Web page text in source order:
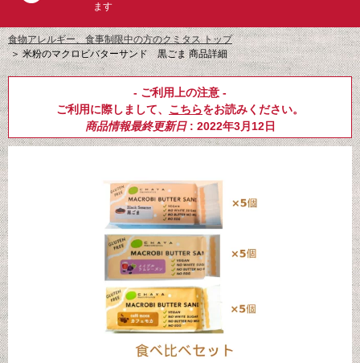
ます
食物アレルギー、食事制限中の方のクミタス トップ
＞米粉のマクロビバターサンド 黒ごま 商品詳細
- ご利用上の注意 -
ご利用に際しまして、 こちらをお読みください。
商品情報最終更新日: 2022年3月12日